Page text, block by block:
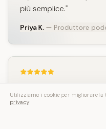
più semplice."
Priya K. — Produttore
house ma abbiamo
quotidiano perché il
Utilizziamo i cookie per migliorare la
privacy